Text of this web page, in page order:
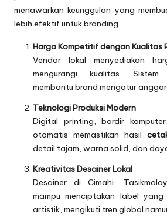
menawarkan keunggulan yang
lebih efektif untuk branding.
Harga Kompetitif dengan Kualitas
Vendor lokal menyediakan
mengurangi kualitas.
membantu brand mengatur
Teknologi Produksi Modern
Digital printing, bordir
otomatis memastikan hasil
detail tajam, warna solid, dan
Kreativitas Desainer Lokal
Desainer di Cimahi,
mampu menciptakan label yang
artistik, mengikuti tren global